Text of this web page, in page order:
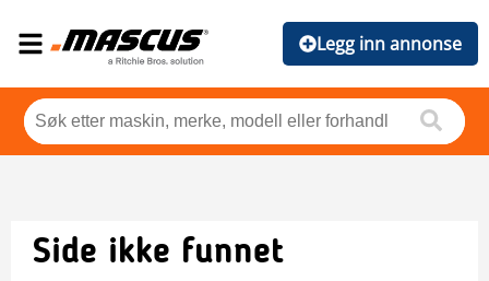
Legg inn annonse
Side ikke funnet